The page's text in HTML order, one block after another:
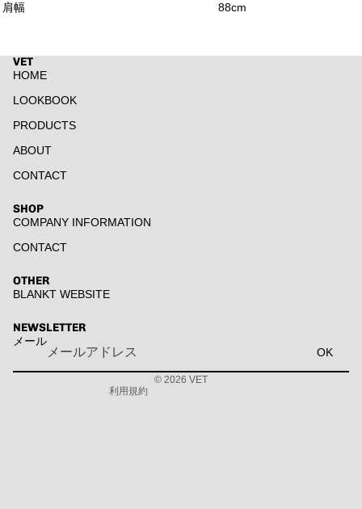
肩幅 88cm
VET
HOME
LOOKBOOK
PRODUCTS
ABOUT
CONTACT
SHOP
COMPANY INFORMATION
CONTACT
OTHER
BLANKT WEBSITE
NEWSLETTER
メール
OK
© 2026 VET
利用規約
返金ポリシー
利用規約